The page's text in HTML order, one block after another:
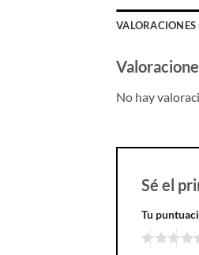
VALORACIONES
No hay
Sé el
Tu